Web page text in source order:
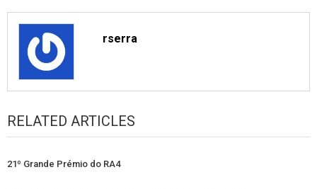
rserra
RELATED ARTICLES
21º Grande Prémio do RA4